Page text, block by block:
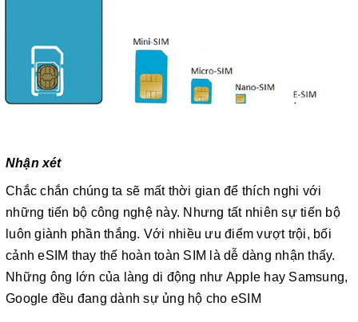
Nhận xét
Chắc chắn chúng ta sẽ mất thời gian để thích nghi với
những tiến bộ công nghệ này. Nhưng tất nhiên sự tiến bộ
luôn giành phần thắng. Với nhiều ưu điểm vượt trội, bối
cảnh eSIM thay thế hoàn toàn SIM là dễ dàng nhận thấy.
Những ông lớn của làng di động như Apple hay Samsung,
Google đều đang dành sự ủng hộ cho eSIM